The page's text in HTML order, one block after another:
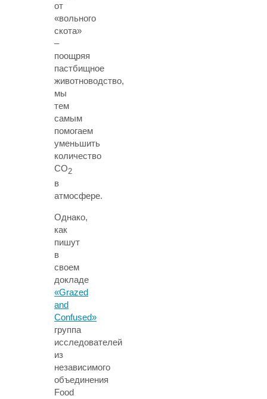
от
«вольного
скота»
–
поощряя
пастбищное
животноводство,
мы
тем
самым
помогаем
уменьшить
количество
СО2
в
атмосфере.
Однако,
как
пишут
в
своем
докладе
«Grazed
and
Confused»
группа
исследователей
из
независимого
объединения
Food